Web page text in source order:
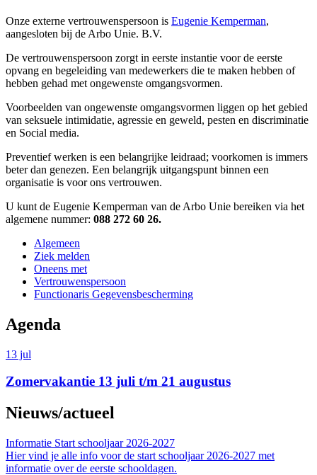
Onze externe vertrouwenspersoon is Eugenie Kemperman,
aangesloten bij de Arbo Unie. B.V.
De vertrouwenspersoon zorgt in eerste instantie voor de eerste
opvang en begeleiding van medewerkers die te maken hebben of
hebben gehad met ongewenste omgangsvormen.
Voorbeelden van ongewenste omgangsvormen liggen op het gebied
van seksuele intimidatie, agressie en geweld, pesten en discriminatie
en Social media.
Preventief werken is een belangrijke leidraad; voorkomen is immers
beter dan genezen. Een belangrijk uitgangspunt binnen een
organisatie is voor ons vertrouwen.
U kunt de Eugenie Kemperman van de Arbo Unie bereiken via het
algemene nummer: 088 272 60 26.
Algemeen
Ziek melden
Oneens met
Vertrouwenspersoon
Functionaris Gegevensbescherming
Agenda
13 jul
Zomervakantie 13 juli t/m 21 augustus
Nieuws/actueel
Informatie Start schooljaar 2026-2027
Hier vind je alle info voor de start schooljaar 2026-2027 met
informatie over de eerste schooldagen.